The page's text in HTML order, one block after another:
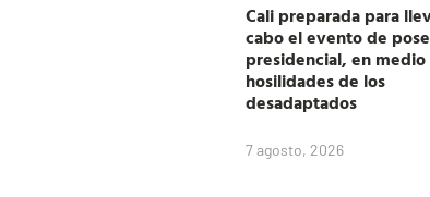
Cali preparada para
cabo el evento de
presidencial, en medio
hosilidades de los
desadaptados
7 agosto, 2026